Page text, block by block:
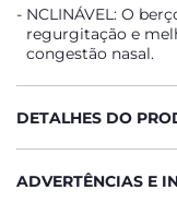
NCLINÁVEL: O
regurgitação e
congestão nasal.
DETALHES DO
ADVERTÊNCIAS E